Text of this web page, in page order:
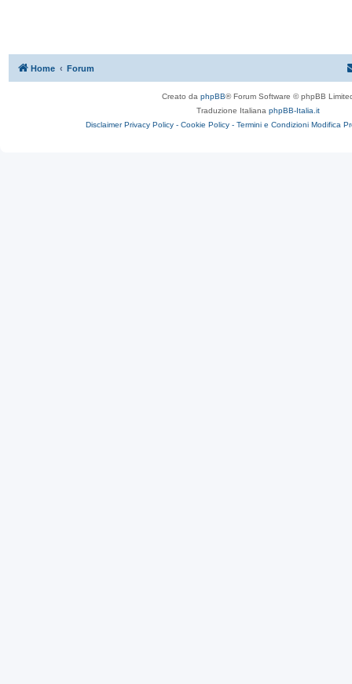
Home Forum
Creato da phpBB® Forum Software © phpBB
Traduzione Italiana phpBB-Italia.it
Disclaimer Privacy Policy - Cookie Policy - Termini e Condizioni Modifica